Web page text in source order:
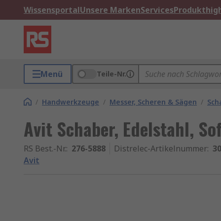
WissensportalUnsere MarkenServices
Menü Teile-Nr.
/ Handwerkzeuge / Messer, Scheren & Sägen /
Avit Schaber, Edelstahl,
RS Best.-Nr.: 276-5888 Distrelec-Artikelnummer:
Avit